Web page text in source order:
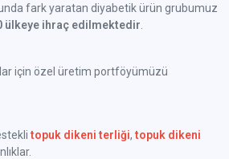
fark yaratan diyabetik ürün grubumuz
ülkeye ihraç edilmektedir
için özel üretim portföyümüzü
topuk dikeni terliği,topuk dikeni